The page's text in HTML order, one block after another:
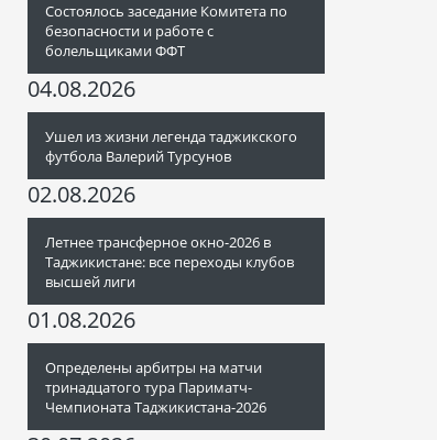
Состоялось заседание Комитета по
безопасности и работе с
болельщиками ФФТ
04.08.2026
Ушел из жизни легенда таджикского
футбола Валерий Турсунов
02.08.2026
Летнее трансферное окно-2026 в
Таджикистане: все переходы клубов
высшей лиги
01.08.2026
Определены арбитры на матчи
тринадцатого тура Париматч-
Чемпионата Таджикистана-2026